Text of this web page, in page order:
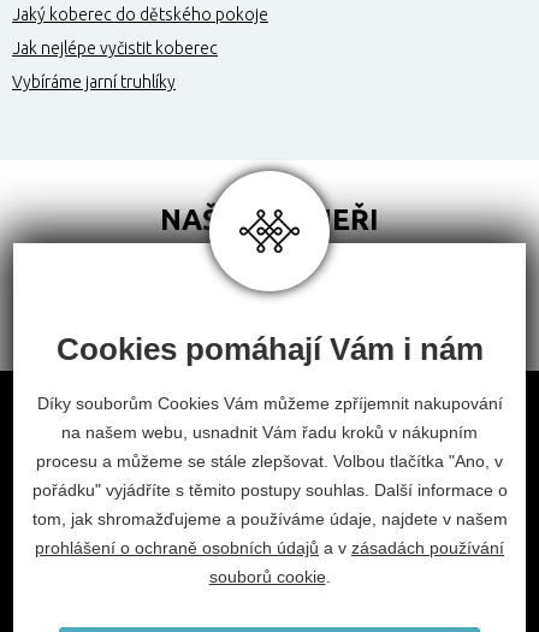
Jaký koberec do dětského pokoje
Jak nejlépe vyčistit koberec
Vybíráme jarní truhlíky
NAŠI PARTNEŘI
Obchodní podmínky
Odstoupení od smlouvy
Nastavení cookies
facebookinstagram
2026 © Habitat, a.s.
Cookies pomáhají Vám i nám
Díky souborům Cookies Vám můžeme zpříjemnit nakupování
na našem webu, usnadnit Vám řadu kroků v nákupním
procesu a můžeme se stále zlepšovat. Volbou tlačítka "Ano, v
pořádku" vyjádříte s těmito postupy souhlas. Další informace o
tom, jak shromažďujeme a používáme údaje, najdete v našem
prohlášení o ochraně osobních údajů a v zásadách používání
souborů cookie.